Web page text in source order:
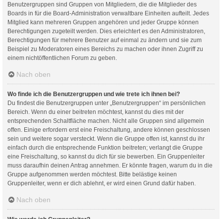
Benutzergruppen sind Gruppen von Mitgliedern, die die Mitglieder des
Boards in für die Board-Administration verwaltbare Einheiten aufteilt. Jedes
Mitglied kann mehreren Gruppen angehören und jeder Gruppe können
Berechtigungen zugeteilt werden. Dies erleichtert es den Administratoren,
Berechtigungen für mehrere Benutzer auf einmal zu ändern und sie zum
Beispiel zu Moderatoren eines Bereichs zu machen oder ihnen Zugriff zu
einem nichtöffentlichen Forum zu geben.
Nach oben
Wo finde ich die Benutzergruppen und wie trete ich ihnen bei?
Du findest die Benutzergruppen unter „Benutzergruppen“ im persönlichen
Bereich. Wenn du einer beitreten möchtest, kannst du dies mit der
entsprechenden Schaltfläche machen. Nicht alle Gruppen sind allgemein
offen. Einige erfordern erst eine Freischaltung, andere können geschlossen
sein und weitere sogar versteckt. Wenn die Gruppe offen ist, kannst du ihr
einfach durch die entsprechende Funktion beitreten; verlangt die Gruppe
eine Freischaltung, so kannst du dich für sie bewerben. Ein Gruppenleiter
muss daraufhin deinen Antrag annehmen. Er könnte fragen, warum du in die
Gruppe aufgenommen werden möchtest. Bitte belästige keinen
Gruppenleiter, wenn er dich ablehnt, er wird einen Grund dafür haben.
Nach oben